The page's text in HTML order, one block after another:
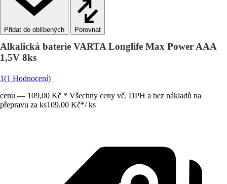
Porovnat
Alkalická baterie VARTA Longlife Max Power AAA
1,5V 8ks
1(1 Hodnocení)
cenu — 109,00 Kč * Všechny ceny vč. DPH a bez nákladů na
přepravu za ks109,00 Kč*/ ks